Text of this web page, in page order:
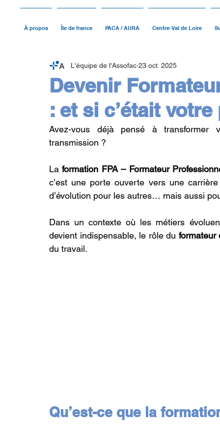
À propos Île de france PACA / AURA Centre-Val de Loire
Devenir
: et si c’était
L'équipe de l'Assofac 23 oct. 2025
Avez-vous déjà pensé à transformer
transmission ?
La formation FPA – Formateur
c’est une porte ouverte vers une
d’évolution pour les autres… mais aussi
Dans un contexte où les métiers
devient indispensable, le rôle du formateur
du travail.
Qu’est-ce que la